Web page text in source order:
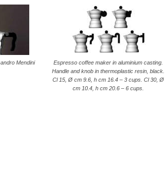
Mendini
Espresso coffee maker in aluminium casting.
Handle and knob in thermoplastic resin, black.
Cl 15, Ø cm 9.6, h cm 16.4 – 3 cups. Cl 30, Ø
cm 10.4, h cm 20.6 – 6 cups.